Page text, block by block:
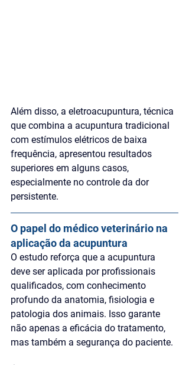
Além disso, a eletroacupuntura, técnica
que combina a acupuntura tradicional
com estímulos elétricos de baixa
frequência, apresentou resultados
superiores em alguns casos,
especialmente no controle da dor
persistente.
O papel do médico veterinário na
aplicação da acupuntura
O estudo reforça que a acupuntura
deve ser aplicada por profissionais
qualificados, com conhecimento
profundo da anatomia, fisiologia e
patologia dos animais. Isso garante
não apenas a eficácia do tratamento,
mas também a segurança do paciente.